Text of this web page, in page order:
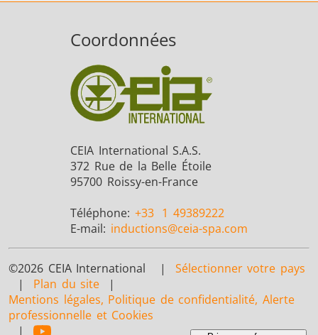
Coordonnées
CEIA International S.A.S.
372 Rue de la Belle Étoile
95700 Roissy-en-France
Téléphone: +33 1 49389222
E-mail: inductions@ceia-spa.com
©2026 CEIA International | Sélectionner votre pays
| Plan du site |
Mentions légales, Politique de confidentialité, Alerte
professionnelle et Cookies
|